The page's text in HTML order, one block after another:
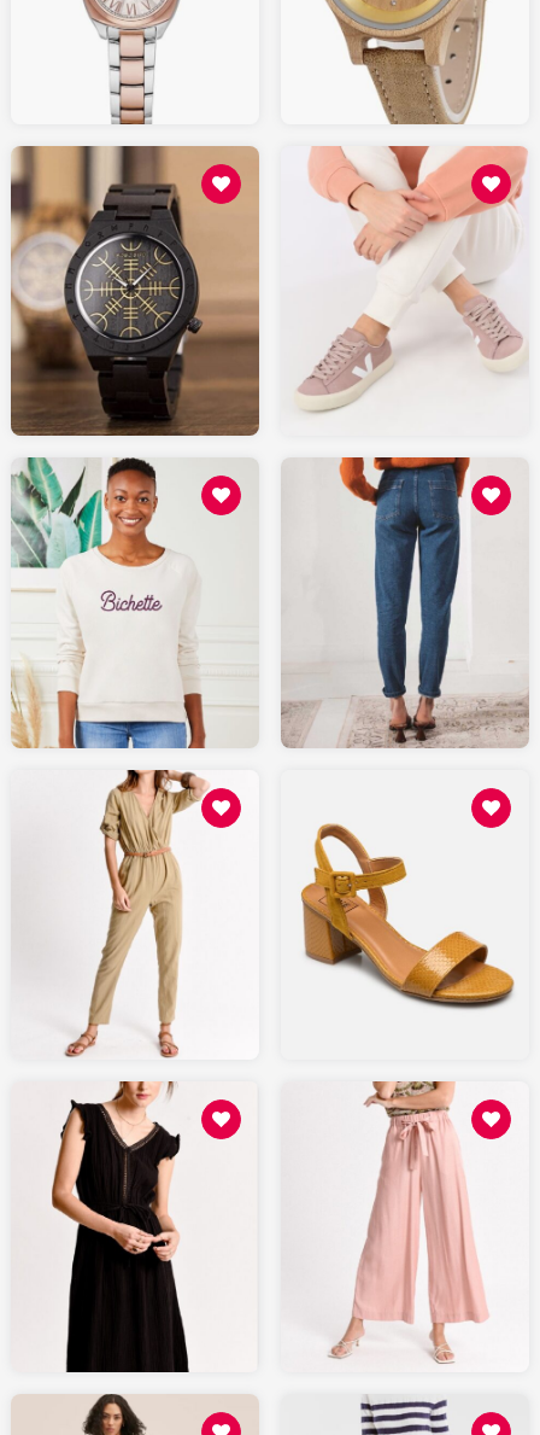
159.00
AMAZON.fr
AMAZON.fr
50.00
AMAZON.fr
SARENZA.com
49
MONSIEURTSHIRT.com
109
LEPANTALON.fr
85.48
MOLLYBRACKEN.fr
SARENZA.com
88.8
MOLLYBRACKEN.fr
MOLLYBRACKEN.fr